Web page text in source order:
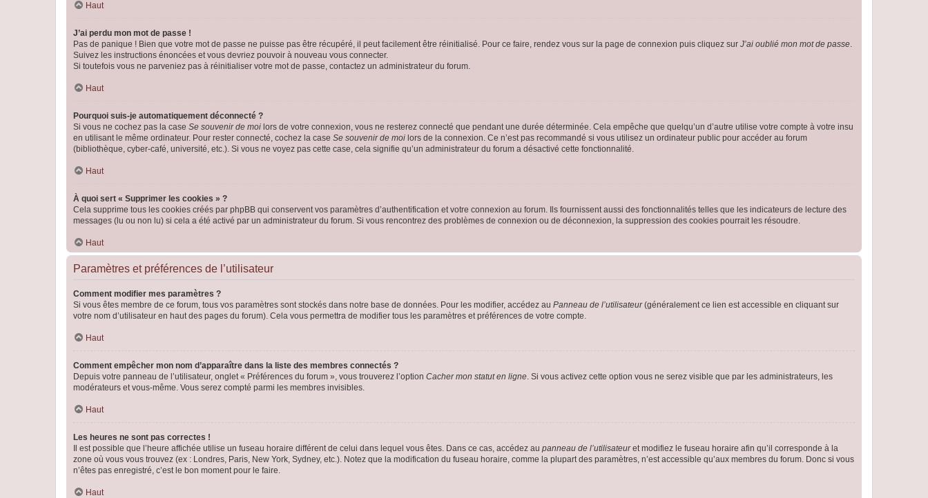
Haut
J’ai perdu mon mot de passe !
Pas de panique ! Bien que votre mot de passe ne puisse pas être récupéré, il peut facilement être réinitialisé. Pour ce faire, rendez vous sur la page de connexion puis cliquez sur J’ai oublié mon mot de passe.
Suivez les instructions énoncées et vous devriez pouvoir à nouveau vous connecter.
Si toutefois vous ne parveniez pas à réinitialiser votre mot de passe, contactez un administrateur du forum.
Haut
Pourquoi suis-je automatiquement déconnecté ?
Si vous ne cochez pas la case Se souvenir de moi lors de votre connexion, vous ne resterez connecté que pendant une durée déterminée. Cela empêche que quelqu’un d’autre utilise votre compte à votre insu
en utilisant le même ordinateur. Pour rester connecté, cochez la case Se souvenir de moi lors de la connexion. Ce n’est pas recommandé si vous utilisez un ordinateur public pour accéder au forum
(bibliothèque, cyber-café, université, etc.). Si vous ne voyez pas cette case, cela signifie qu’un administrateur du forum a désactivé cette fonctionnalité.
Haut
À quoi sert « Supprimer les cookies » ?
Cela supprime tous les cookies créés par phpBB qui conservent vos paramètres d’authentification et votre connexion au forum. Ils fournissent aussi des fonctionnalités telles que les indicateurs de lecture des
messages (lu ou non lu) si cela a été activé par un administrateur du forum. Si vous rencontrez des problèmes de connexion ou de déconnexion, la suppression des cookies pourrait les résoudre.
Haut
Paramètres et préférences de l’utilisateur
Comment modifier mes paramètres ?
Si vous êtes membre de ce forum, tous vos paramètres sont stockés dans notre base de données. Pour les modifier, accédez au Panneau de l’utilisateur(généralement ce lien est accessible en cliquant sur
votre nom d’utilisateur en haut des pages du forum). Cela vous permettra de modifier tous les paramètres et préférences de votre compte.
Haut
Comment empêcher mon nom d’apparaître dans la liste des membres connectés ?
Depuis votre panneau de l’utilisateur, onglet « Préférences du forum », vous trouverez l’option Cacher mon statut en ligne. Si vous activez cette option vous ne serez visible que par les administrateurs, les
modérateurs et vous-même. Vous serez compté parmi les membres invisibles.
Haut
Les heures ne sont pas correctes !
Il est possible que l’heure affichée utilise un fuseau horaire différent de celui dans lequel vous êtes. Dans ce cas, accédez au panneau de l’utilisateuret modifiez le fuseau horaire afin qu’il corresponde à la
zone où vous vous trouvez (ex : Londres, Paris, New York, Sydney, etc.). Notez que la modification du fuseau horaire, comme la plupart des paramètres, n’est accessible qu’aux membres du forum. Donc si vous
n’êtes pas enregistré, c’est le bon moment pour le faire.
Haut